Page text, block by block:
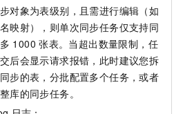
对象为表级别，且需进行编辑（如
映射），则单次同步任务仅支持同
1000 张表。当超出数量限制，任
后会显示请求报错，此时建议您拆
步的表，分批配置多个任务，或者
库的同步任务。